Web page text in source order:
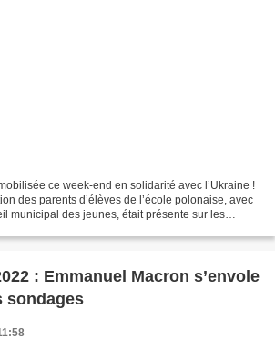
ce week-end en solidarité avec l’Ukraine !
des parents d’élèves de l’école polonaise, avec
municipal des jeunes, était présente sur les
: Emmanuel Macron s’envole
sondages